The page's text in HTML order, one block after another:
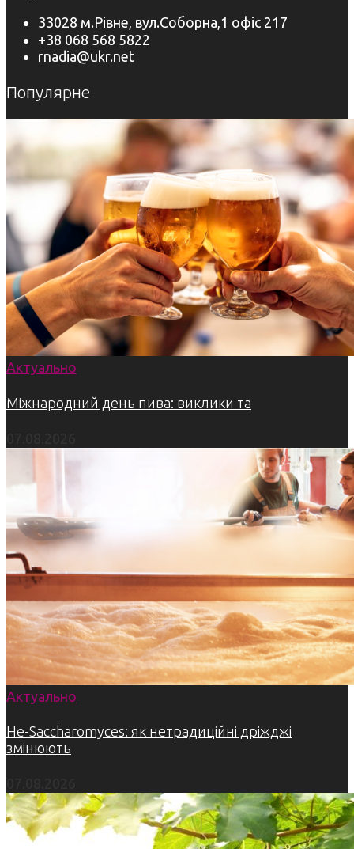
33028 м.Рівне, вул.Соборна,1 офіс 217
+38 068 568 5822
rnadia@ukr.net
Популярне
Актуально
Міжнародний день пива: виклики та
Актуально
Не-Saccharomyces: як нетрадиційні дріжджі
змінюють